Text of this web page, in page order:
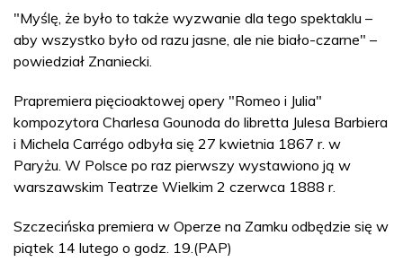
"Myślę, że było to także wyzwanie dla tego spektaklu –
aby wszystko było od razu jasne, ale nie biało-czarne" –
powiedział Znaniecki.
Prapremiera pięcioaktowej opery "Romeo i Julia"
kompozytora Charlesa Gounoda do libretta Julesa Barbiera
i Michela Carrégo odbyła się 27 kwietnia 1867 r. w
Paryżu. W Polsce po raz pierwszy wystawiono ją w
warszawskim Teatrze Wielkim 2 czerwca 1888 r.
Szczecińska premiera w Operze na Zamku odbędzie się w
piątek 14 lutego o godz. 19.(PAP)